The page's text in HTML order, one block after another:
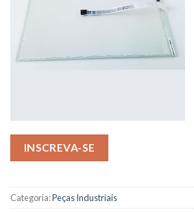
INSCREVA-SE
Categoria:Peças Industriais